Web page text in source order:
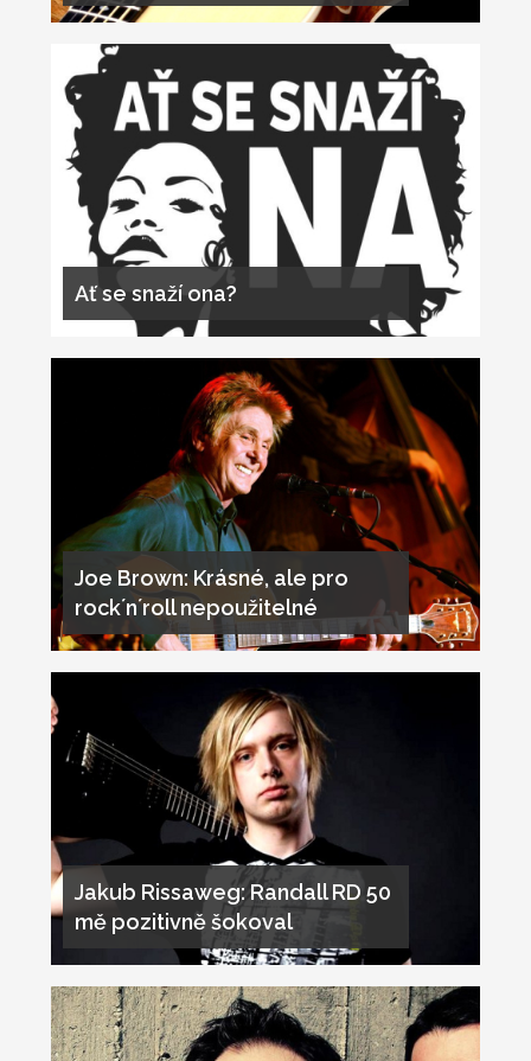
Ať se snaží ona?
Joe Brown: Krásné, ale pro
rock´n´roll nepoužitelné
Jakub Rissaweg: Randall RD 50
mě pozitivně šokoval